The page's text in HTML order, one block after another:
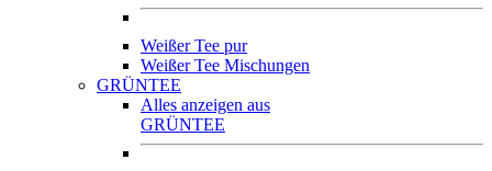
Weißer Tee pur
Weißer Tee Mischungen
GRÜNTEE
Alles anzeigen aus
GRÜNTEE